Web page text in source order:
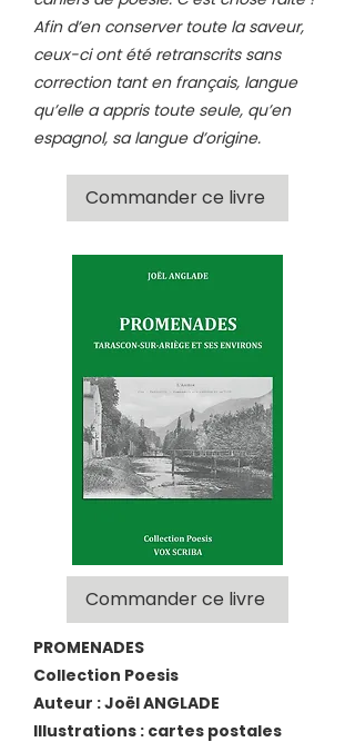
Afin d’en conserver toute la saveur,
ceux-ci ont été retranscrits sans
correction tant en français, langue
qu’elle a appris toute seule, qu’en
espagnol, sa langue d’origine.
Commander ce livre
Commander ce livre
PROMENADES
Collection Poesis
Auteur : Joël ANGLADE
Illustrations : cartes postales